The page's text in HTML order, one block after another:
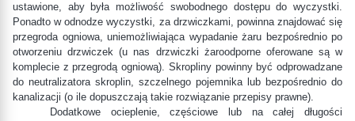
ustawione, aby była możliwość swobodnego dostępu do wyczystki.
Ponadto w odnodze wyczystki, za drzwiczkami, powinna znajdować się
przegroda ogniowa, uniemożliwiająca wypadanie żaru bezpośrednio po
otworzeniu drzwiczek (u nas drzwiczki żaroodporne oferowane są w
komplecie z przegrodą ogniową). Skropliny powinny być odprowadzane
do neutralizatora skroplin, szczelnego pojemnika lub bezpośrednio do
kanalizacji (o ile dopuszczają takie rozwiązanie przepisy prawne).
Dodatkowe ocieplenie, częściowe lub na całej długości